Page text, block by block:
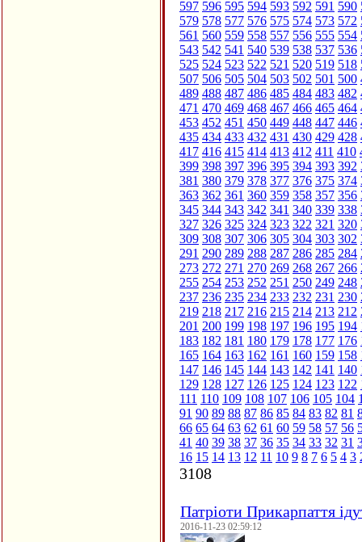
597 596 595 594 593 592 591 590
579 578 577 576 575 574 573 572
561 560 559 558 557 556 555 554
543 542 541 540 539 538 537 536
525 524 523 522 521 520 519 518
507 506 505 504 503 502 501 500
489 488 487 486 485 484 483 482
471 470 469 468 467 466 465 464
453 452 451 450 449 448 447 446
435 434 433 432 431 430 429 428
417 416 415 414 413 412 411 410
399 398 397 396 395 394 393 392
381 380 379 378 377 376 375 374
363 362 361 360 359 358 357 356
345 344 343 342 341 340 339 338
327 326 325 324 323 322 321 320
309 308 307 306 305 304 303 302
291 290 289 288 287 286 285 284
273 272 271 270 269 268 267 266
255 254 253 252 251 250 249 248
237 236 235 234 233 232 231 230
219 218 217 216 215 214 213 212
201 200 199 198 197 196 195 194
183 182 181 180 179 178 177 176
165 164 163 162 161 160 159 158
147 146 145 144 143 142 141 140
129 128 127 126 125 124 123 122
111 110 109 108 107 106 105 104
91 90 89 88 87 86 85 84 83 82 81
66 65 64 63 62 61 60 59 58 57 56
41 40 39 38 37 36 35 34 33 32 31
16 15 14 13 12 11 10 9 8 7 6 5 4 3
3108
Патріоти Прикарпаття
2016-11-23 02:59:12